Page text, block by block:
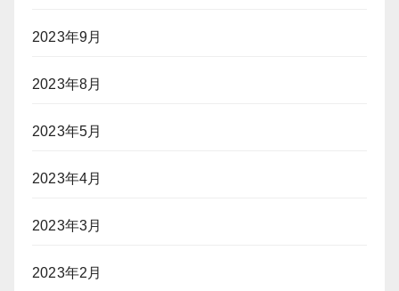
2023年9月
2023年8月
2023年5月
2023年4月
2023年3月
2023年2月